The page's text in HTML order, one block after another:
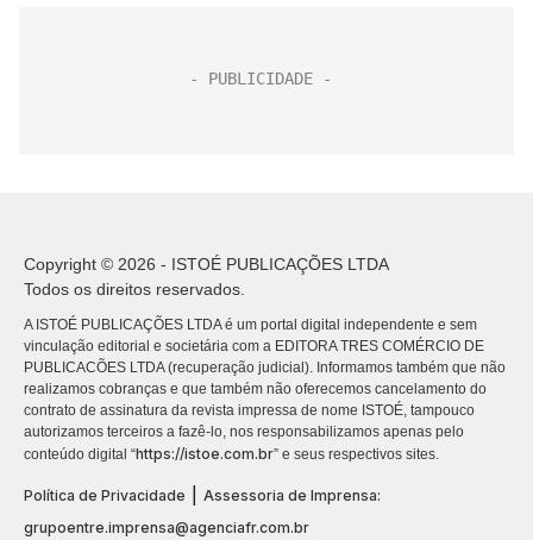
Copyright © 2026 - ISTOÉ PUBLICAÇÕES LTDA
Todos os direitos reservados.
A ISTOÉ PUBLICAÇÕES LTDA é um portal digital independente e sem
vinculação editorial e societária com a EDITORA TRES COMÉRCIO DE
PUBLICACÕES LTDA (recuperação judicial). Informamos também que não
realizamos cobranças e que também não oferecemos cancelamento do
contrato de assinatura da revista impressa de nome ISTOÉ, tampouco
autorizamos terceiros a fazê-lo, nos responsabilizamos apenas pelo
conteúdo digital “https://istoe.com.br” e seus respectivos sites.
Política de Privacidade
Assessoria de Imprensa:
grupoentre.imprensa@agenciafr.com.br